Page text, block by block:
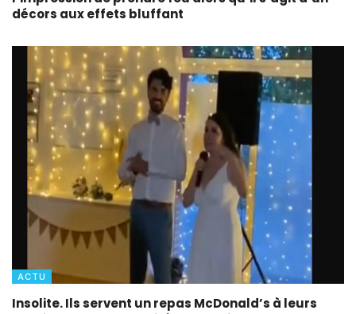
décors aux effets bluffant
ACTU
Insolite. Ils servent un repas McDonald’s à leurs